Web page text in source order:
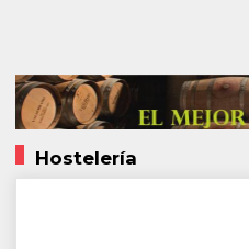
Hostelería